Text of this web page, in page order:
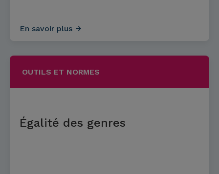
En savoir plus
OUTILS ET NORMES
Égalité des genres